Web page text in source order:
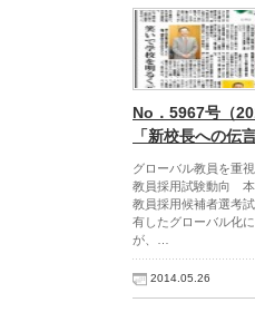
No．5967号（
「新校長への伝
グローバル教員を重
教員採用試験動向
教員採用候補者選考
有したグローバル化
が、…
2014.05.26